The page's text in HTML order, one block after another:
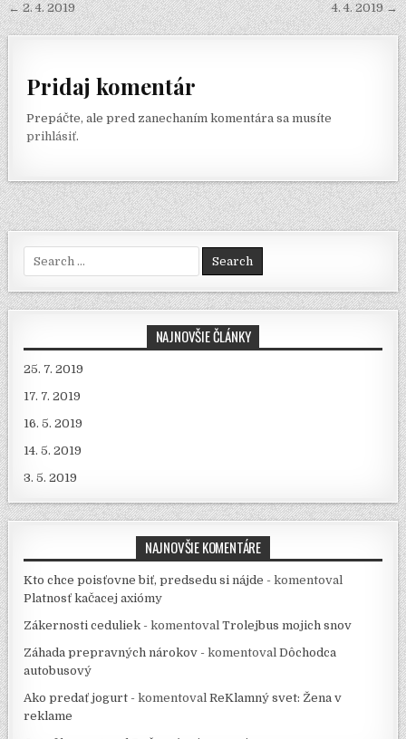
e
r
a
m
r
Navigácia v článku
← 2. 4. 2019 4. 4. 2019 →
Pridaj komentár
Prepáčte, ale pred zanechaním komentára sa musíte
prihlásiť.
Search for:
NAJNOVŠIE ČLÁNKY
25. 7. 2019
17. 7. 2019
16. 5. 2019
14. 5. 2019
3. 5. 2019
NAJNOVŠIE KOMENTÁRE
Kto chce poisťovne biť, predsedu si nájde - komentoval
Platnosť kačacej axiómy
Zákernosti ceduliek - komentovalTrolejbus mojich snov
Záhada prepravných nárokov - komentovalDôchodca
autobusový
Ako predať jogurt - komentovalReKlamný svet: Žena v
reklame